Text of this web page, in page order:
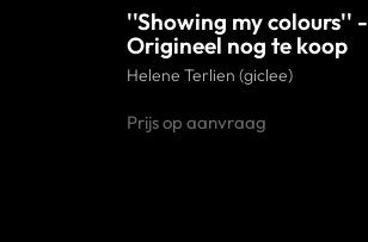
''Showing my colours'' -
Origineel nog te koop
Helene Terlien (giclee)
Prijs op aanvraag